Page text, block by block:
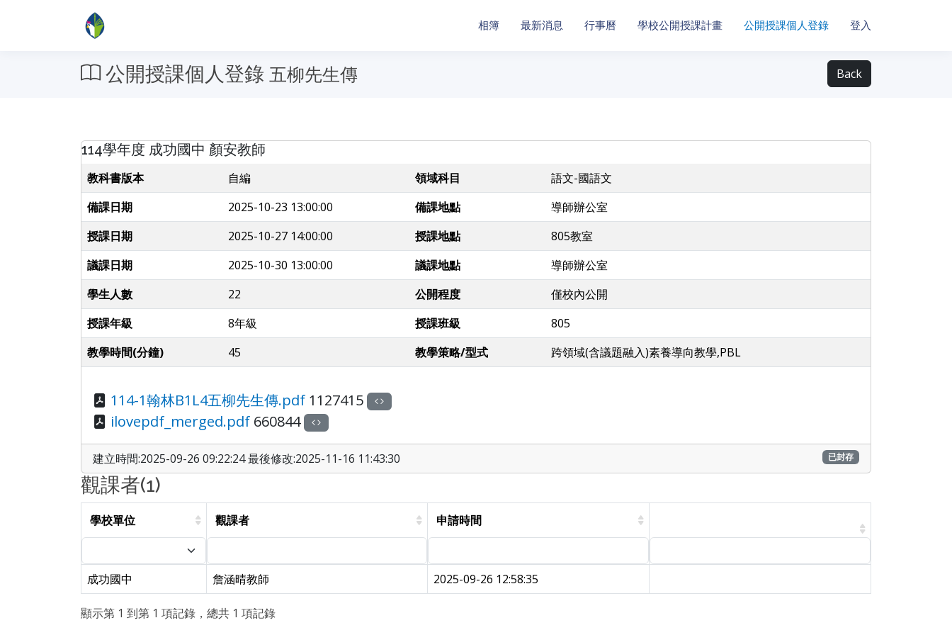
相簿 最新消息 行事曆 學校公開授課計畫 公開授課個人登錄 登入
公開授課個人登錄 五柳先生傳 Back
114學年度 成功國中 顏安教師
教科書版本 自編 領域科目
語文-國語文
備課日期
2025-10-23 13:00:00 備課地點
導師辦公室
授課日期
2025-10-27 14:00:00 授課地點
805教室
議課日期
2025-10-30 13:00:00 議課地點
導師辦公室
學生人數
22 公開程度
僅校內公開
授課年級
8年級 授課班級
805
教學時間(分鐘)
45 教學策略/型式 跨領域(含議題融入)素養導向教學,PBL
114-1翰林B1L4五柳先生傳.pdf 1127415
ilovepdf_merged.pdf 660844
建立時間:2025-09-26 09:22:24 最後修改:2025-11-16 11:43:30 已封存
觀課者(1)
學校單位 觀課者 申請時間
成功國中 詹涵晴教師 2025-09-26 12:58:35
顯示第 1 到第 1 項記錄，總共 1 項記錄